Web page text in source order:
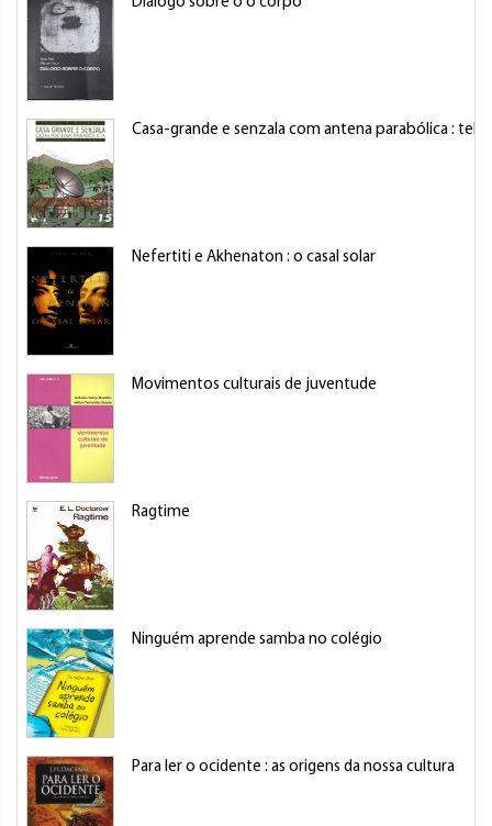
Casa-grande e senzala com antena parabólica :
Nefertiti e Akhenaton : o casal solar
Movimentos culturais de juventude
Ragtime
Ninguém aprende samba no colégio
Para ler o ocidente : as origens da nossa cultura